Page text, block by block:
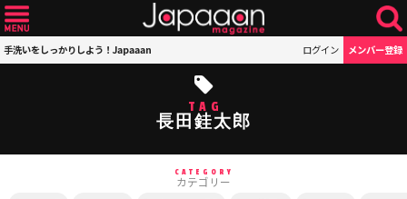
手洗いをしっかりしよう！Japaaan ログイン メンバー登録
TAG
長田銈太郎
CATEGORY
カテゴリー